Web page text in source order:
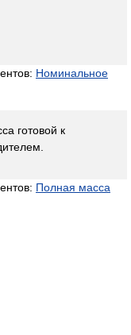
Номинальное
готовой к
Полная масса